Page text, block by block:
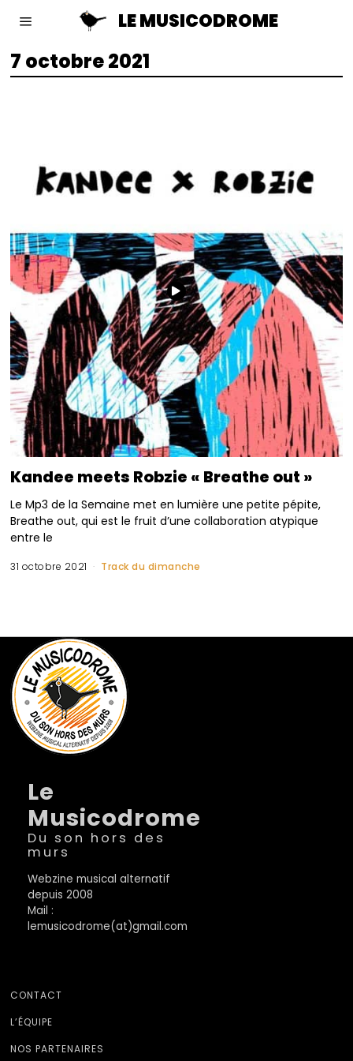
LE MUSICODROME
7 octobre 2021
Kandee meets Robzie « Breathe out »
Le Mp3 de la Semaine met en lumière une petite pépite,
Breathe out, qui est le fruit d’une collaboration atypique
entre le
31 octobre 2021 Track du dimanche
Le
Musicodrome
Du son hors des
murs
Webzine musical alternatif
depuis 2008
Mail :
lemusicodrome(at)gmail.com
CONTACT
L’ÉQUIPE
NOS PARTENAIRES